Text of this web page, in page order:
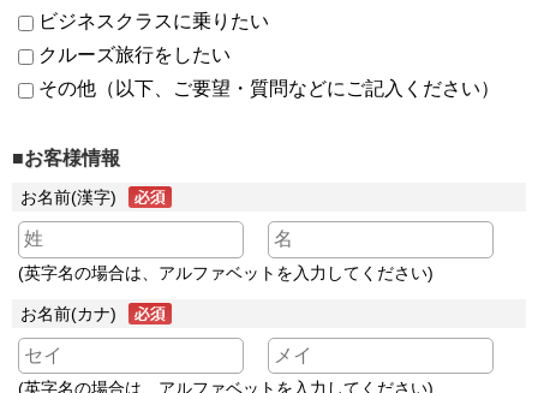
ビジネスクラスに乗りたい
クルーズ旅行をしたい
その他（以下、ご要望・質問などにご記入ください）
■お客様情報
お名前(漢字)
(英字名の場合は、アルファベットを入力してください)
お名前(カナ)
(英字名の場合は、アルファベットを入力してください)